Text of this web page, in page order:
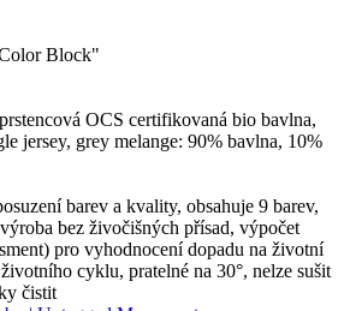
Block"
OCS certifikovaná bio bavlna,
jersey, grey melange: 90% bavlna, 10%
barev a kvality, obsahuje 9 barev,
bez živočišných přísad, výpočet
pro vyhodnocení dopadu na životní
cyklu, pratelné na 30°, nelze sušit
čistit